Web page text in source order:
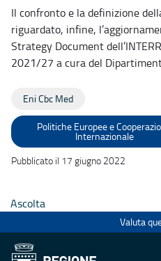
Il confronto e la definizione
riguardato, infine,
Strategy Document
2021/27 a cura del
Eni Cbc Med
Politiche Europee e
Internazionale
Pubblicato il 17 giugno 2022
Ascolta
Valuta